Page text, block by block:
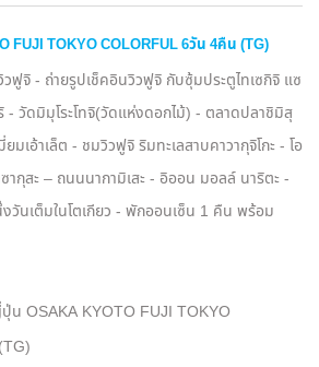
FUJI TOKYO COLORFUL 6วัน 4คืน (TG)
ฟูจิ - ถ่ายรูปเช็คอินวิวฟูจิ กับซุ้มประตูไทเซกิจิ แซ
- วัดมิมุโระโทจิ(วัดแห่งดอกไม้) - ตลาดปลาชิมิสุ
ยมเอ้าเล็ต - ชมวิวฟูจิ ริมทะเลสาบคาวากุจิโกะ - โอ
ากุสะ – ถนนนากามิเสะ - อิออน มอลล์ นาริตะ -
วันเต็มในโตเกียว - พักออนเซ็น 1 คืน พร้อม
น OSAKA KYOTO FUJI TOKYO